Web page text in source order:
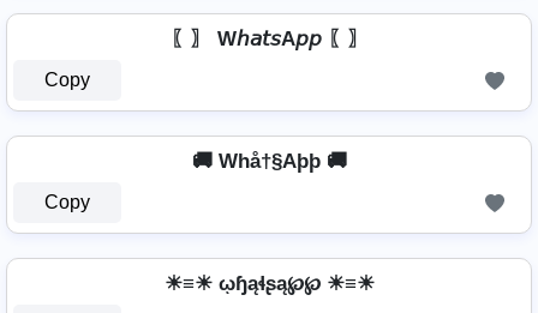
〖〗 W𝘩𝘢𝘵𝘴A𝘱𝘱 〖〗
Copy
🚚 Whå†§Aþþ 🚚
Copy
☀≡☀ ῳɧąɬʂą℘℘ ☀≡☀